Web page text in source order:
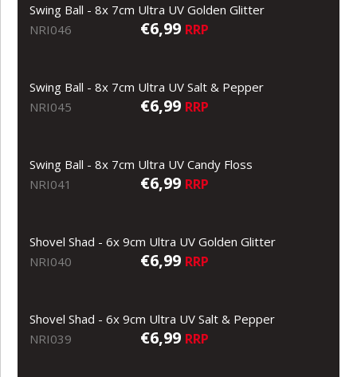
Swing Ball - 8x 7cm Ultra UV Golden Glitter
NRI046
€6,99 RRP
Swing Ball - 8x 7cm Ultra UV Salt & Pepper
NRI045
€6,99 RRP
Swing Ball - 8x 7cm Ultra UV Candy Floss
NRI041
€6,99 RRP
Shovel Shad - 6x 9cm Ultra UV Golden Glitter
NRI040
€6,99 RRP
Shovel Shad - 6x 9cm Ultra UV Salt & Pepper
NRI039
€6,99 RRP